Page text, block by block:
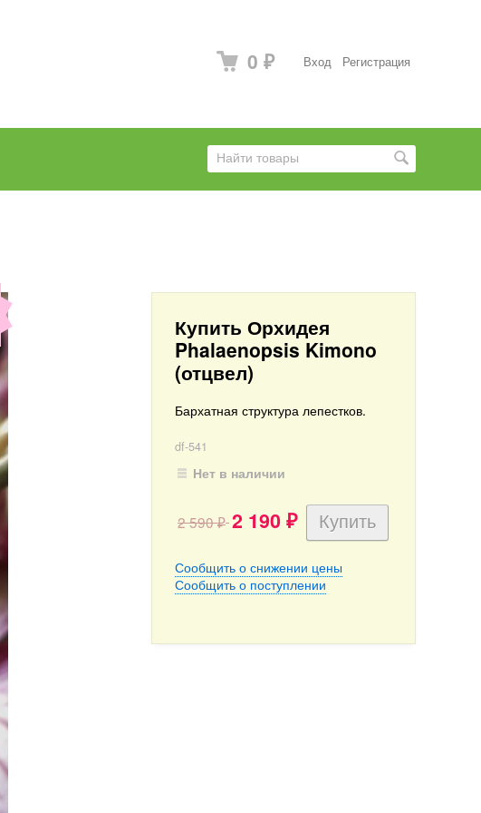
Вход Регистрация
0 ₽
Купить Орхидея
Phalaenopsis Kimono
(отцвел)
Бархатная структура лепестков.
df-541
Нет в наличии
2 590₽ 2 190 ₽
Сообщить о снижении цены
Сообщить о поступлении